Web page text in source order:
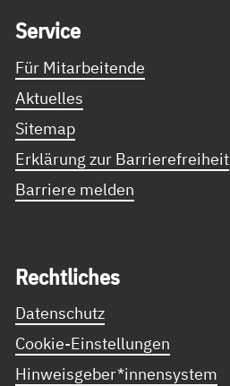
Ser­vice
Für Mitarbeitende
Aktuelles
Sitemap
Erklärung zur Barrierefreiheit
Barriere melden
Recht­li­ches
Datenschutz
Cookie-Einstellungen
Hinweisgeber*innensystem